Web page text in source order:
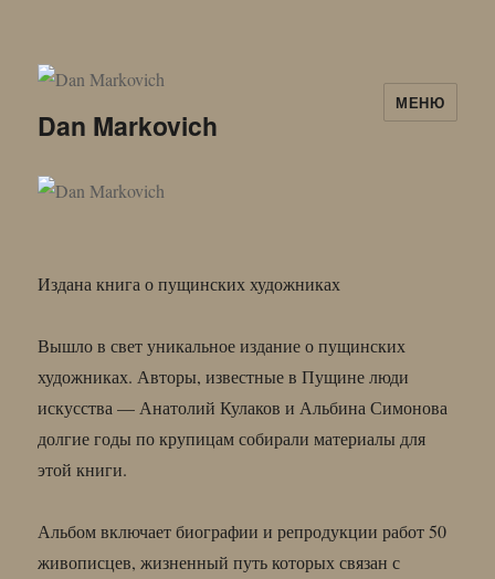
Dan Markovich
МЕНЮ
Издана книга о пущинских художниках
Вышло в свет уникальное издание о пущинских
художниках. Авторы, известные в Пущине люди
искусства — Анатолий Кулаков и Альбина Симонова
долгие годы по крупицам собирали материалы для
этой книги.
Альбом включает биографии и репродукции работ 50
живописцев, жизненный путь которых связан с